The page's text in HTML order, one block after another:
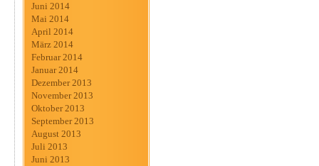
Juni 2014
Mai 2014
April 2014
März 2014
Februar 2014
Januar 2014
Dezember 2013
November 2013
Oktober 2013
September 2013
August 2013
Juli 2013
Juni 2013